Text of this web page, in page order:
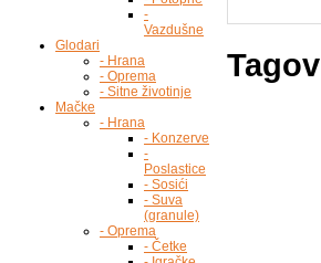
-
Vazdušne
Glodari
- Hrana
- Oprema
- Sitne životinje
Mačke
- Hrana
- Konzerve
-
Poslastice
- Sosići
- Suva
(granule)
- Oprema
- Četke